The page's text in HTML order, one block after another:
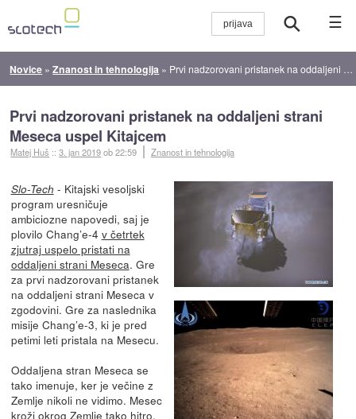
☰
Novice »Znanost in tehnologija » Prvi nadzorovani pristanek na oddaljeni strani Meseca uspel Kitajcem
Prvi nadzorovani pristanek na oddaljeni strani
Meseca uspel Kitajcem
Matej Huš ::3. jan 2019ob 22:59 Znanost in tehnologija
Slo-Tech - Kitajski vesoljski
program uresničuje
ambiciozne napovedi, saj je
plovilo Chang’e-4 v četrtek
zjutraj uspelo pristati na
oddaljeni strani Meseca. Gre
za prvi nadzorovani pristanek
na oddaljeni strani Meseca v
zgodovini. Gre za naslednika
misije Chang’e-3, ki je pred
petimi leti pristala na Mesecu.
Oddaljena stran Meseca se
tako imenuje, ker je večine z
Zemlje nikoli ne vidimo. Mesec
kroži okrog Zemlje tako hitro,